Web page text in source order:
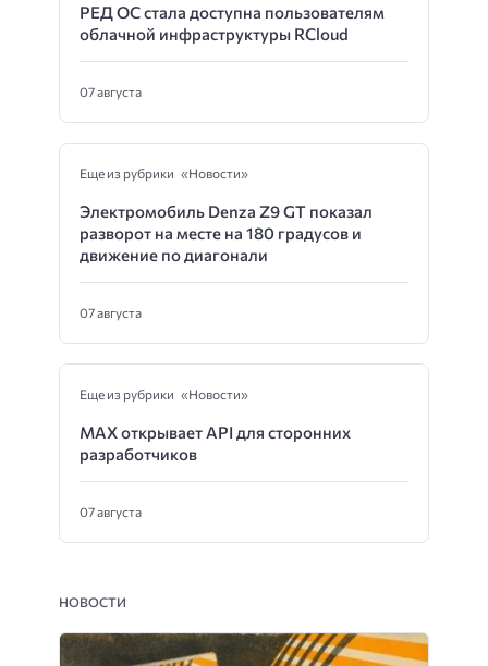
РЕД ОС стала доступна пользователям
облачной инфраструктуры RCloud
07 августа
Еще из рубрики «Новости»
Электромобиль Denza Z9 GT показал
разворот на месте на 180 градусов и
движение по диагонали
07 августа
Еще из рубрики «Новости»
MAX открывает API для сторонних
разработчиков
07 августа
НОВОСТИ